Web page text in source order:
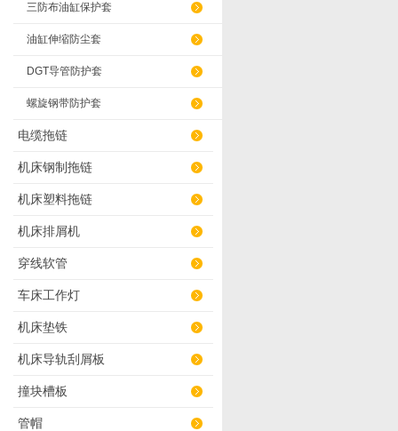
三防布油缸保护套
油缸伸缩防尘套
DGT导管防护套
螺旋钢带防护套
电缆拖链
机床钢制拖链
机床塑料拖链
机床排屑机
穿线软管
车床工作灯
机床垫铁
机床导轨刮屑板
撞块槽板
管帽